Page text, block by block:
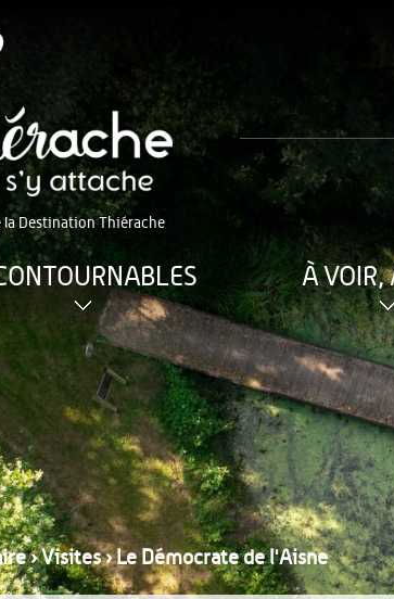
la Destination Thiérache
À VOIR,
›Visites›Le Démocrate de l'Aisne